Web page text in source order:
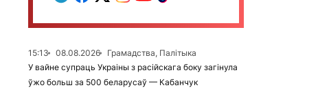
15:13 08.08.2026
Грамадства, Палітыка
У вайне супраць Украіны з расійскага боку загінула
ўжо больш за 500 беларусаў — Кабанчук